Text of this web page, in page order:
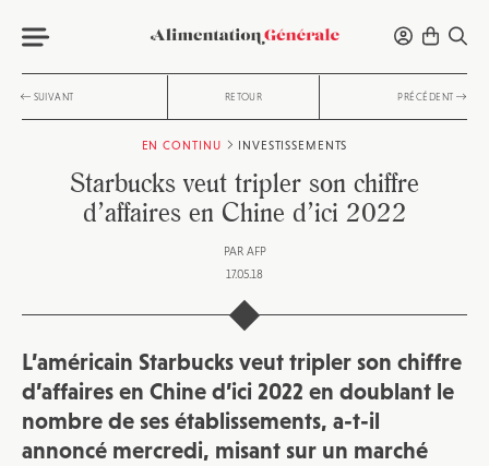
SUIVANT RETOUR PRÉCÉDENT
EN CONTINU INVESTISSEMENTS
Starbucks veut tripler son chiffre
d’affaires en Chine d’ici 2022
PAR AFP
17.05.18
L’américain Starbucks veut tripler son chiffre
d’affaires en Chine d’ici 2022 en doublant le
nombre de ses établissements, a-t-il
annoncé mercredi, misant sur un marché